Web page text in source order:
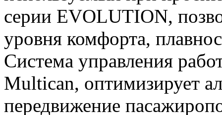
серии EVOLUTION,
уровня комфорта,
Система управления
Multican, оптимизирует
передвижение